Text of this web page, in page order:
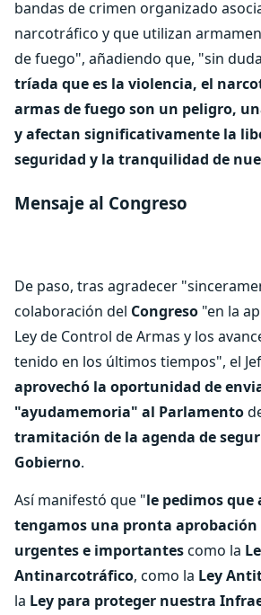
bandas de crimen organizado
narcotráfico y que utilizan
de fuego", añadiendo que, "sin
tríada que es la violencia, el
armas de fuego son un peligro,
y afectan significativamente la
seguridad y la tranquilidad de
Mensaje al Congreso
De paso, tras agradecer
colaboración del Congreso "en la
Ley de Control de Armas y los
tenido en los últimos tiempos", el
aprovechó la oportunidad de
"ayudamemoria" al Parlamento
tramitación de la agenda de
Gobierno.
Así manifestó que "le pedimos que
tengamos una pronta aprobación
urgentes e importantescomo la
Antinarcotráfico, como la Ley
la Ley para proteger nuestra